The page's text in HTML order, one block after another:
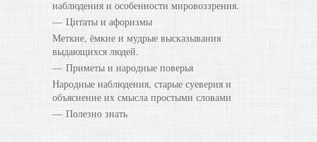
наблюдения и особенности мировоззрения.
Цитаты и афоризмы
Меткие, ёмкие и мудрые высказывания
выдающихся людей.
Приметы и народные поверья
Народные наблюдения, старые суеверия и
объяснение их смысла простыми словами
Полезно знать